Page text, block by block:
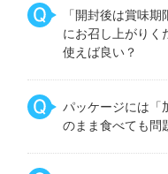
「開封後は賞味
にお召し上がりく
使えば良い？
パッケージには「
のまま食べても問